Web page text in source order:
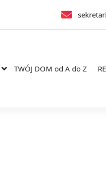
TWÓJ DOM od A do Z